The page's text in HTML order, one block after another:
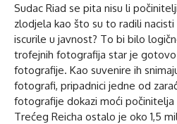
Sudac Riad se pita nisu li
zlodjela kao što su to radili
iscurile u javnost? To bi bilo
trofejnih fotografija star je
fotografije. Kao suvenire ih
fotografi, pripadnici jedne od
fotografije dokazi moći počinitelja
Trećeg Reicha ostalo je oko 1,5